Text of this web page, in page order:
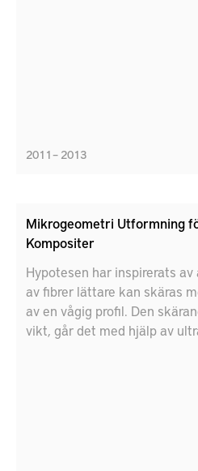
2011 – 2013
Mikrogeometri Utformning
Kompositer
Hypotesen har inspirerats
av fibrer lättare kan skäras
av en vågig profil. Den
vikt, går det med hjälp av